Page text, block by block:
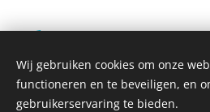
Glamping
Unieke
Wij gebruiken cookies om onze
functioneren en te beveiligen, en
gebruikerservaring te bieden.